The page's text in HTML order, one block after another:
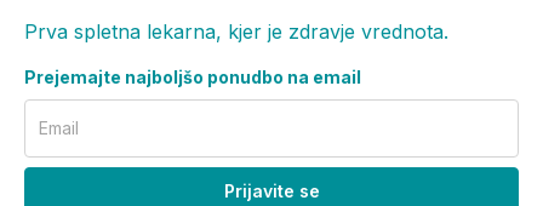
Prva spletna lekarna, kjer je zdravje vrednota.
Prejemajte najboljšo ponudbo na email
Email
Prijavite se